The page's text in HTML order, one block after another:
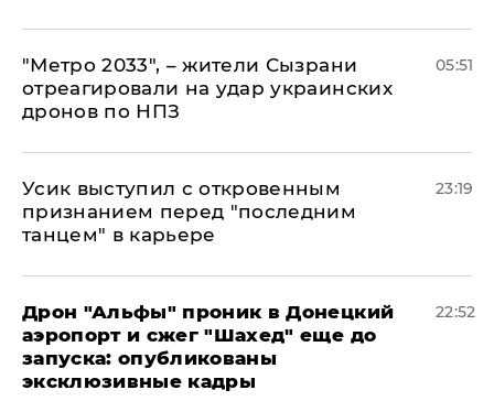
"Метро 2033", – жители Сызрани
отреагировали на удар украинских
дронов по НПЗ
05:51
Усик выступил с откровенным
признанием перед "последним
танцем" в карьере
23:19
Дрон "Альфы" проник в Донецкий
аэропорт и сжег "Шахед" еще до
запуска: опубликованы
эксклюзивные кадры
22:52